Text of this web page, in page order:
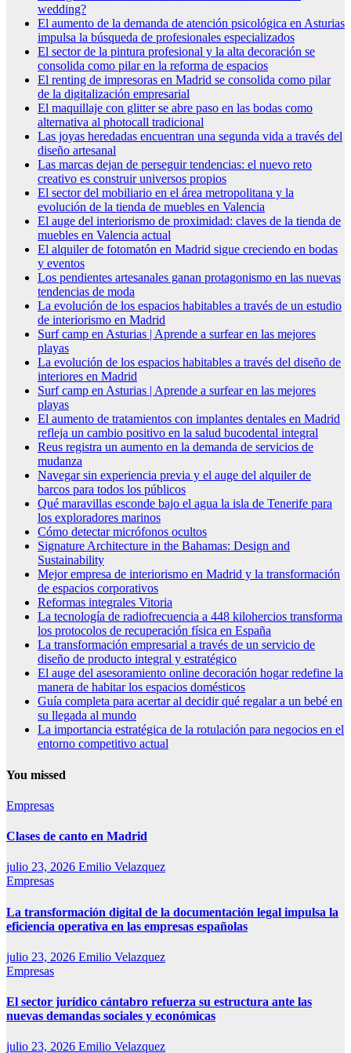
wedding?
El aumento de la demanda de atención psicológica en Asturias
impulsa la búsqueda de profesionales especializados
El sector de la pintura profesional y la alta decoración se
consolida como pilar en la reforma de espacios
El renting de impresoras en Madrid se consolida como pilar
de la digitalización empresarial
El maquillaje con glitter se abre paso en las bodas como
alternativa al photocall tradicional
Las joyas heredadas encuentran una segunda vida a través del
diseño artesanal
Las marcas dejan de perseguir tendencias: el nuevo reto
creativo es construir universos propios
El sector del mobiliario en el área metropolitana y la
evolución de la tienda de muebles en Valencia
El auge del interiorismo de proximidad: claves de la tienda de
muebles en Valencia actual
El alquiler de fotomatón en Madrid sigue creciendo en bodas
y eventos
Los pendientes artesanales ganan protagonismo en las nuevas
tendencias de moda
La evolución de los espacios habitables a través de un estudio
de interiorismo en Madrid
Surf camp en Asturias | Aprende a surfear en las mejores
playas
La evolución de los espacios habitables a través del diseño de
interiores en Madrid
Surf camp en Asturias | Aprende a surfear en las mejores
playas
El aumento de tratamientos con implantes dentales en Madrid
refleja un cambio positivo en la salud bucodental integral
Reus registra un aumento en la demanda de servicios de
mudanza
Navegar sin experiencia previa y el auge del alquiler de
barcos para todos los públicos
Qué maravillas esconde bajo el agua la isla de Tenerife para
los exploradores marinos
Cómo detectar micrófonos ocultos
Signature Architecture in the Bahamas: Design and
Sustainability
Mejor empresa de interiorismo en Madrid y la transformación
de espacios corporativos
Reformas integrales Vitoria
La tecnología de radiofrecuencia a 448 kilohercios transforma
los protocolos de recuperación física en España
La transformación empresarial a través de un servicio de
diseño de producto integral y estratégico
El auge del asesoramiento online decoración hogar redefine la
manera de habitar los espacios domésticos
Guía completa para acertar al decidir qué regalar a un bebé en
su llegada al mundo
La importancia estratégica de la rotulación para negocios en el
entorno competitivo actual
You missed
Empresas
Clases de canto en Madrid
julio 23, 2026 Emilio Velazquez
Empresas
La transformación digital de la documentación legal impulsa la
eficiencia operativa en las empresas españolas
julio 23, 2026 Emilio Velazquez
Empresas
El sector jurídico cántabro refuerza su estructura ante las
nuevas demandas sociales y económicas
julio 23, 2026 Emilio Velazquez